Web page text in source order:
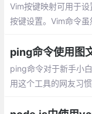
Vim按键映射可用于
按键设置。Vim命令
新选取上一次由可视
ping命令使用图
ping命令对于新手小
用这个工具的网友习